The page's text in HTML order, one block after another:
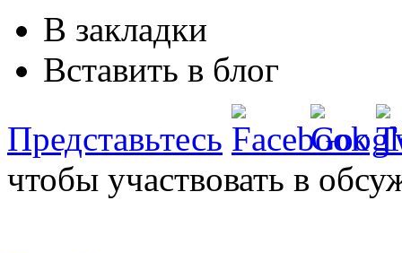
В закладки
Вставить в блог
Представьтесь
чтобы участвовать в